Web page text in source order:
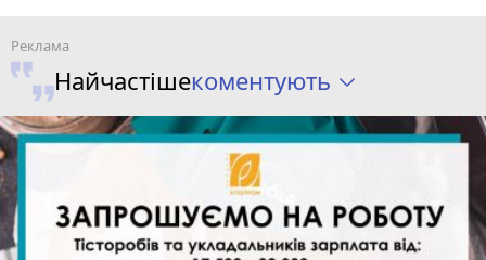
Найчастішекоментують